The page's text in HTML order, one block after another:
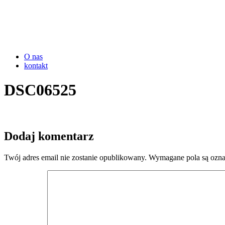
O nas
kontakt
DSC06525
Dodaj komentarz
Twój adres email nie zostanie opublikowany. Wymagane pola są